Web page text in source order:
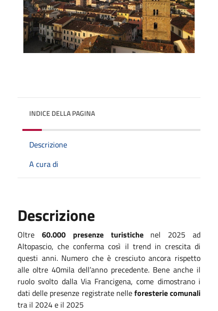
INDICE DELLA PAGINA
Descrizione
A cura di
Descrizione
Oltre 60.000 presenze turistichenel 2025 ad
Altopascio, che conferma così il trend in crescita di
questi anni. Numero che è cresciuto ancora rispetto
alle oltre 40mila dell’anno precedente. Bene anche il
ruolo svolto dalla Via Francigena, come dimostrano i
dati delle presenze registrate nelleforesterie comunali
tra il 2024 e il 2025